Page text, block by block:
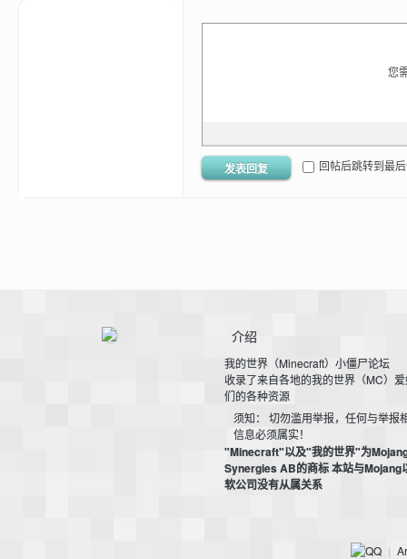
您
发表回复 回帖后跳转到最
介绍
我的世界（Minecraft）小僵尸论坛
收录了来自各地的我的世界（MC）
们的各种资源
须知： 切勿滥用举报，任何与举报
信息必须属实！
"Minecraft"以及"我的世界"为
Synergies AB的商标 本站与Mojang
软公司没有从属关系